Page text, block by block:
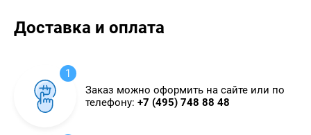
Доставка и оплата
1
Заказ можно оформить на сайте или по
телефону: +7 (495) 748 88 48